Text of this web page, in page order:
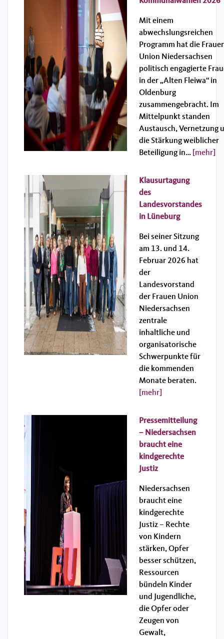
Mit einem
abwechslungsreichen
Programm hat die
Union Niedersachsen
politisch engagierte
in der „Alten Fleiwa“ in
Oldenburg
zusammengebracht. Im
Mittelpunkt standen
Austausch, Vernetzung
die Stärkung weiblicher
Beteiligung in… [mehr]
Klausurtagung
des
Landesvorstandes
in Lüneburg
Bei seiner Sitzung
am 13. und 14.
Februar 2026 hat
der
Landesvorstand
der Frauen Union
Niedersachsen
zentrale
inhaltliche und
organisatorische
Schwerpunkte für
die kommenden
Monate beraten.
[mehr]
Pressemitteilung
– Niedersachsen
braucht eine
kindgerechte
Justiz
Niedersachsen
braucht eine
kindgerechte
Justiz – Rechte
von Kindern
stärken, Opfer
besser schützen,
Ressourcen
bündeln Kinder
und Jugendliche,
die Opfer oder
Zeugen von
Gewalt,